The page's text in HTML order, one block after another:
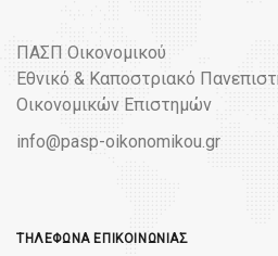
ΠΑΣΠ Οικονομικού
Εθνικό & Καποστριακό
Οικονομικών Επιστημών
info@pasp-oikonomikou.gr
ΤΗΛΈΦΩΝΑ ΕΠΙΚΟΙΝΩΝΊΑΣ